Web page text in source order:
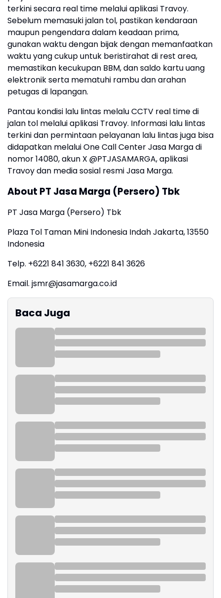
terkini secara real time melalui aplikasi Travoy.
Sebelum memasuki jalan tol, pastikan kendaraan
maupun pengendara dalam keadaan prima,
gunakan waktu dengan bijak dengan memanfaatkan
waktu yang cukup untuk beristirahat di rest area,
memastikan kecukupan BBM, dan saldo kartu uang
elektronik serta mematuhi rambu dan arahan
petugas di lapangan.
Pantau kondisi lalu lintas melalu CCTV real time di
jalan tol melalui aplikasi Travoy. Informasi lalu lintas
terkini dan permintaan pelayanan lalu lintas juga bisa
didapatkan melalui One Call Center Jasa Marga di
nomor 14080, akun X @PTJASAMARGA, aplikasi
Travoy dan media sosial resmi Jasa Marga.
About PT Jasa Marga (Persero) Tbk
PT Jasa Marga (Persero) Tbk
Plaza Tol Taman Mini Indonesia Indah Jakarta, 13550
Indonesia
Telp. +6221 841 3630, +6221 841 3626
Email. jsmr@jasamarga.co.id
Baca Juga